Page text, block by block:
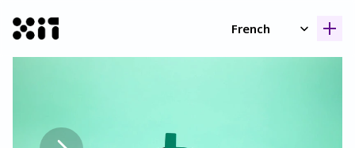
French